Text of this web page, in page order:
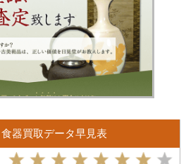
食器買取データ早見表